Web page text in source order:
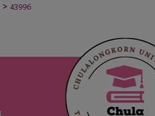
> 43996